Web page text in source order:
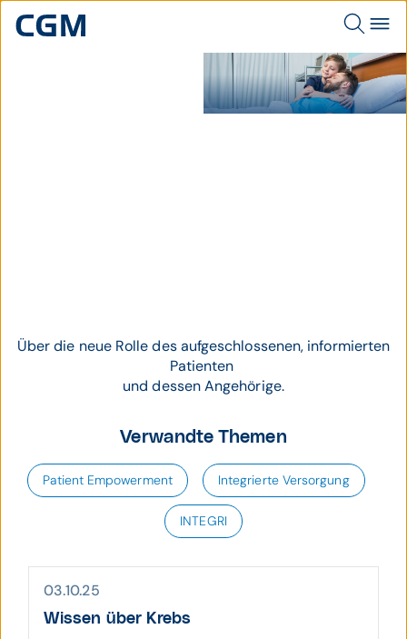
Patient liegt im stationären Bett
und wird von seinem Sohn
liebevoll umarmt.
Über die neue Rolle des aufgeschlossenen, informierten
Patienten
und dessen Angehörige.
Verwandte Themen
Patient Empowerment Integrierte Versorgung
INTEGRI
03.10.25
Wissen über Krebs